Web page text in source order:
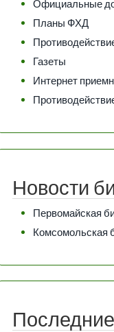
Официальные
Планы ФХД
Газеты
Интернет
Новости
Первомайская
Комсомольская